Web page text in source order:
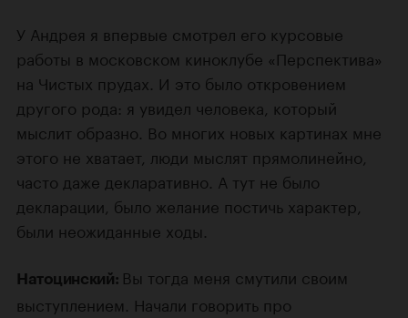
У Андрея я впервые смотрел его курсовые
работы в московском киноклубе «Перспектива»
на Чистых прудах. И это было откровением
другого рода: я увидел человека, который
мыслит образно. Во многих новых картинах мне
этого не хватает, люди мыслят прямолинейно,
часто даже декларативно. А тут не было
декларации, было желание постичь характер,
были неожиданные ходы.
Натоцинский: Вы тогда меня смутили своим
выступлением. Начали говорить про